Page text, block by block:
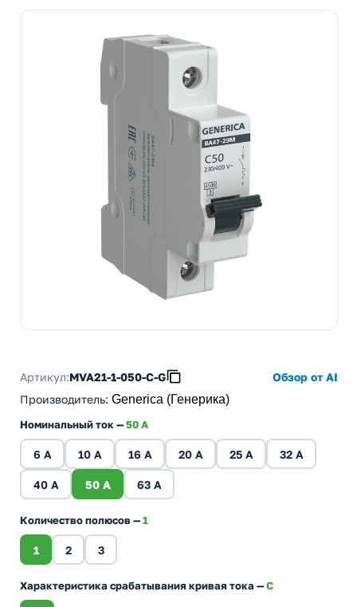
Артикул:MVA21-1-050-C-G
Обзор от AI
Производитель: Generica (Генерика)
Номинальный ток —50 A
6 A 10 A 16 A 20 A 25 A 32 A
40 A 50 A 63 A
Количество полюсов —1
1 2 3
Характеристика срабатывания кривая тока —C